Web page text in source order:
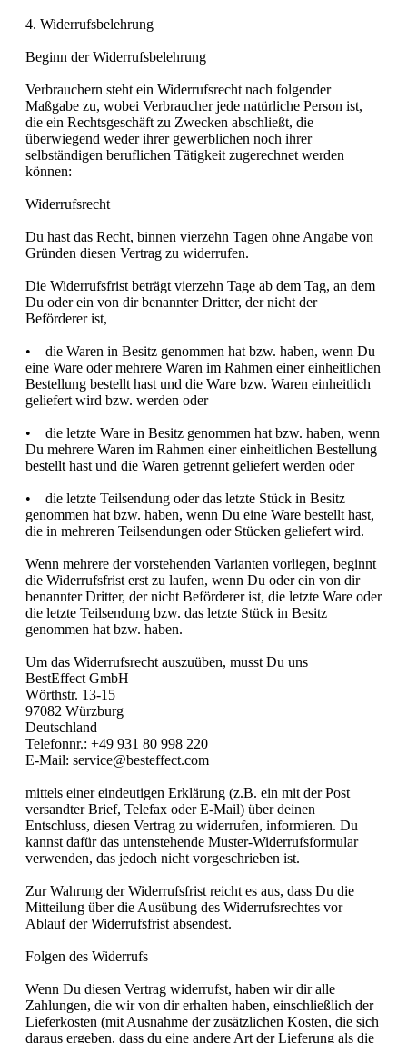
4. Widerrufsbelehrung
Beginn der Widerrufsbelehrung
Verbrauchern steht ein Widerrufsrecht nach folgender
Maßgabe zu, wobei Verbraucher jede natürliche Person ist,
die ein Rechtsgeschäft zu Zwecken abschließt, die
überwiegend weder ihrer gewerblichen noch ihrer
selbständigen beruflichen Tätigkeit zugerechnet werden
können:
Widerrufsrecht
Du hast das Recht, binnen vierzehn Tagen ohne Angabe von
Gründen diesen Vertrag zu widerrufen.
Die Widerrufsfrist beträgt vierzehn Tage ab dem Tag, an dem
Du oder ein von dir benannter Dritter, der nicht der
Beförderer ist,
• die Waren in Besitz genommen hat bzw. haben, wenn Du
eine Ware oder mehrere Waren im Rahmen einer einheitlichen
Bestellung bestellt hast und die Ware bzw. Waren einheitlich
geliefert wird bzw. werden oder
• die letzte Ware in Besitz genommen hat bzw. haben, wenn
Du mehrere Waren im Rahmen einer einheitlichen Bestellung
bestellt hast und die Waren getrennt geliefert werden oder
• die letzte Teilsendung oder das letzte Stück in Besitz
genommen hat bzw. haben, wenn Du eine Ware bestellt hast,
die in mehreren Teilsendungen oder Stücken geliefert wird.
Wenn mehrere der vorstehenden Varianten vorliegen, beginnt
die Widerrufsfrist erst zu laufen, wenn Du oder ein von dir
benannter Dritter, der nicht Beförderer ist, die letzte Ware oder
die letzte Teilsendung bzw. das letzte Stück in Besitz
genommen hat bzw. haben.
Um das Widerrufsrecht auszuüben, musst Du uns
BestEffect GmbH
Wörthstr. 13-15
97082 Würzburg
Deutschland
Telefonnr.: +49 931 80 998 220
E-Mail: service@besteffect.com
mittels einer eindeutigen Erklärung (z.B. ein mit der Post
versandter Brief, Telefax oder E-Mail) über deinen
Entschluss, diesen Vertrag zu widerrufen, informieren. Du
kannst dafür das untenstehende Muster-Widerrufsformular
verwenden, das jedoch nicht vorgeschrieben ist.
Zur Wahrung der Widerrufsfrist reicht es aus, dass Du die
Mitteilung über die Ausübung des Widerrufsrechtes vor
Ablauf der Widerrufsfrist absendest.
Folgen des Widerrufs
Wenn Du diesen Vertrag widerrufst, haben wir dir alle
Zahlungen, die wir von dir erhalten haben, einschließlich der
Lieferkosten (mit Ausnahme der zusätzlichen Kosten, die sich
daraus ergeben, dass du eine andere Art der Lieferung als die